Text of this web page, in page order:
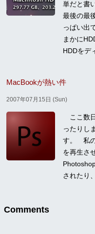
単だと書
最後の最
っぱい出
まかに
HDDをデ
MacBookが熱い件
2007年07月15日 (Sun)
ここ数
ったりし
す。 私の
を再生さ
されたり
Comments